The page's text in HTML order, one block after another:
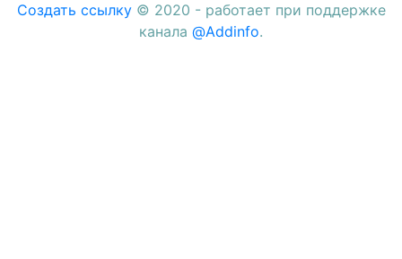
Создать ссылку© 2020 - работает при поддержке
канала @Addinfo.